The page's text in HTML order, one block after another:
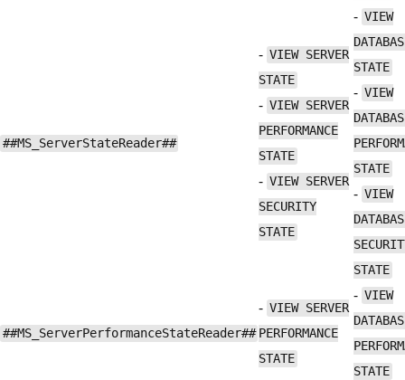
##MS_ServerStateReader##
- VIEW SERVER
STATE
- VIEW SERVER
PERFORMANCE
STATE
- VIEW SERVER
SECURITY
STATE
- VIEW
STATE
- VIEW
STATE
- VIEW
STATE
##MS_ServerPerformanceStateReader##
- VIEW SERVER
PERFORMANCE
STATE
- VIEW
STATE